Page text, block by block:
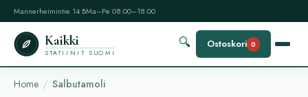
Mannerheimintie 14 BMa–Pe 08:00–18:00
Kaikki
STATIINIT SUOMI
🔍 Ostoskori 0
Home Salbutamoli